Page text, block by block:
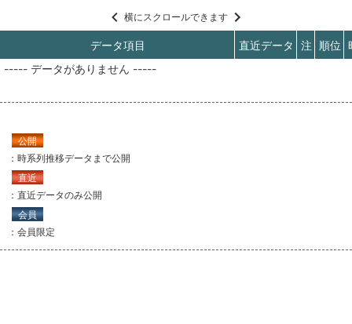
横にスクロールできます
データ項目 直近データ 注 順位
----- データがありません -----
公開
：時系列推移データまで公開
直近
：直近データのみ公開
会員
：会員限定